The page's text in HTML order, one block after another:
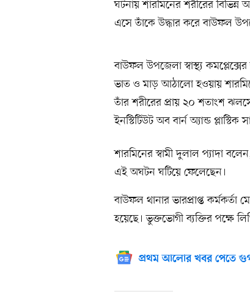
ঘটনায় শারমিনের শরীরের
এসে তাঁকে উদ্ধার করে বাউফল
বাউফল উপজেলা স্বাস্থ্য
ভাত ও মাড় আঠালো হওয়ায়
তাঁর শরীরের প্রায় ২০ শতাংশ
ইনস্টিটিউট অব বার্ন অ্যান্ড
শারমিনের স্বামী দুলাল প্যাদা
এই অঘটন ঘটিয়ে ফেলেছেন।
বাউফল থানার ভারপ্রাপ্ত
হয়েছে। ভুক্তভোগী ব্যক্তির পক্ষে
প্রথম আলোর খবর পেতে